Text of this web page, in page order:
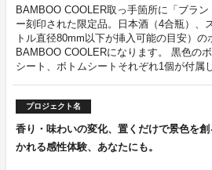
BAMBOO COOLER取っ手箇所に「ブラ
ー刻印された限定品。日本酒（4合瓶）、
トル直径80mm以下が挿入可能の目安）
BAMBOO COOLERになります。 黒色の
シート、ボトムシートそれぞれ1個が付属
プロジェクト名
香り・味わいの変化、置くだけで景色を
かれる感性体験、あなたにも。